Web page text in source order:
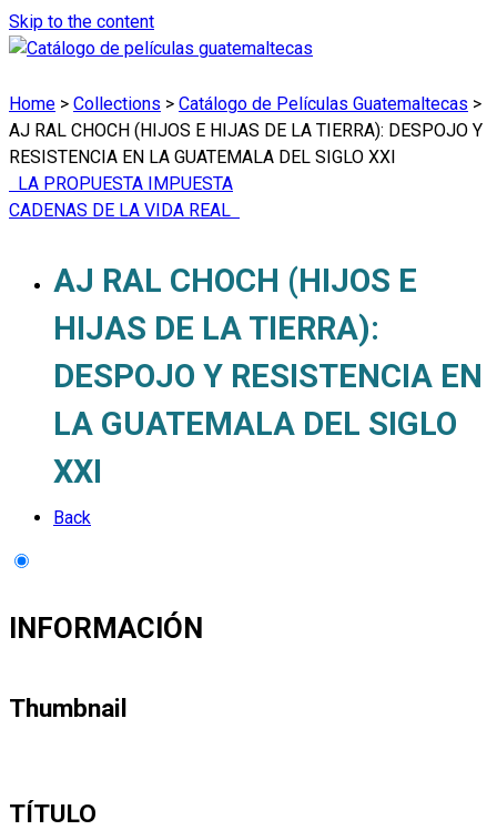
Skip to the content
Home > Collections > Catálogo de Películas Guatemaltecas >
AJ RAL CHOCH (HIJOS E HIJAS DE LA TIERRA): DESPOJO Y
RESISTENCIA EN LA GUATEMALA DEL SIGLO XXI
LA PROPUESTA IMPUESTA
CADENAS DE LA VIDA REAL
AJ RAL CHOCH (HIJOS E
HIJAS DE LA TIERRA):
DESPOJO Y RESISTENCIA EN
LA GUATEMALA DEL SIGLO
XXI
Back
INFORMACIÓN
Thumbnail
TÍTULO